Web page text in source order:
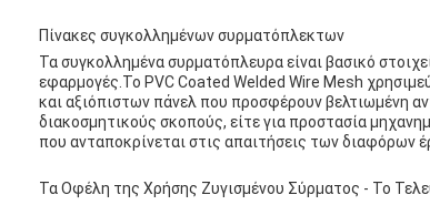
Πίνακες συγκολλημένων συρματόπλεκτων
Τα συγκολλημένα συρματόπλευρα είναι βασικό
εφαρμογές.Το PVC Coated Welded Wire Mesh
και αξιόπιστων πάνελ που προσφέρουν βελτιωμένη
διακοσμητικούς σκοπούς, είτε για προστασία
που ανταποκρίνεται στις απαιτήσεις των διαφόρων
Τα Οφέλη της Χρήσης Ζυγισμένου Σύρματος - Το